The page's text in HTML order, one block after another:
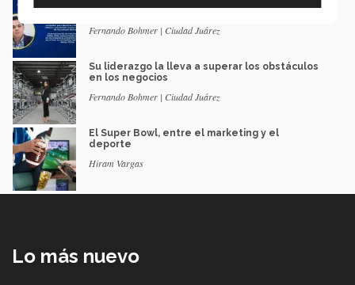
internacional para el CIIMM
Fernando Bohmer | Ciudad Juárez
Su liderazgo la lleva a superar los obstáculos
en los negocios
Fernando Bohmer | Ciudad Juárez
El Super Bowl, entre el marketing y el
deporte
Hiram Vargas
Lo más nuevo